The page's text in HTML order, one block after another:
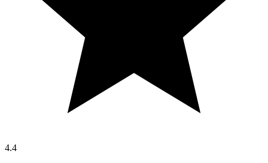
4.4